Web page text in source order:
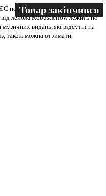
на всіх носіях. В магазині
від лейбла Robustfellow лежить по
видань, які відсутні на
також можна отримати
Товар закінчився
Товар закінчився